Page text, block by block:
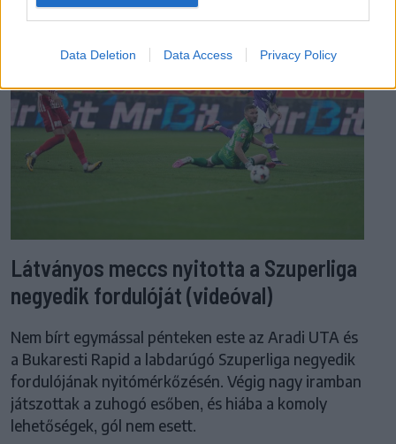
Data Deletion Data Access Privacy Policy
Látványos meccs nyitotta a Szuperliga
negyedik fordulóját (videóval)
Nem bírt egymással pénteken este az Aradi UTA és
a Bukaresti Rapid a labdarúgó Szuperliga negyedik
fordulójának nyitómérkőzésén. Végig nagy iramban
játszottak a zuhogó esőben, és hiába a komoly
lehetőségek, gól nem esett.